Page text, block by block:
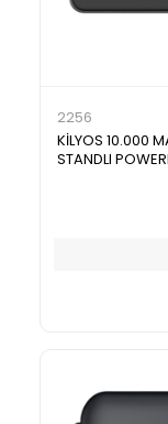
2256
KİLYOS 10.000
STANDLI